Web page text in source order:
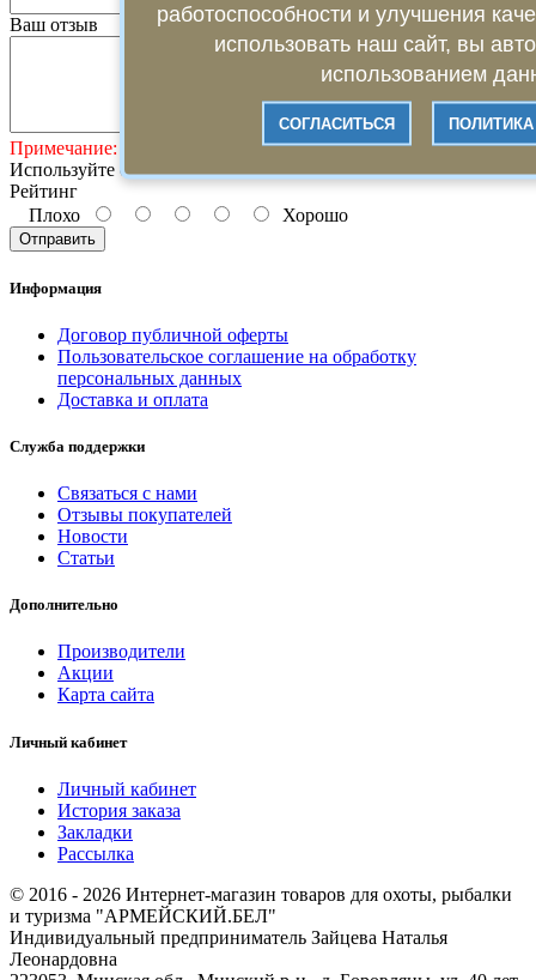
Ваш отзыв
Примечание: HTML разметка не поддерживается!
Используйте обычный текст.
Рейтинг
Плохо
Хорошо
Отправить
Информация
Договор публичной оферты
Пользовательское соглашение на обработку
персональных данных
Доставка и оплата
Служба поддержки
Связаться с нами
Отзывы покупателей
Новости
Статьи
Дополнительно
Производители
Акции
Карта сайта
Личный кабинет
Личный кабинет
История заказа
Закладки
Рассылка
© 2016 - 2026 Интернет-магазин товаров для охоты, рыбалки
и туризма "АРМЕЙСКИЙ.БЕЛ"
Индивидуальный предприниматель Зайцева Наталья
Леонардовна
работоспособности и улучшения
использовать наш сайт, вы
использованием
СОГЛАСИТЬСЯ